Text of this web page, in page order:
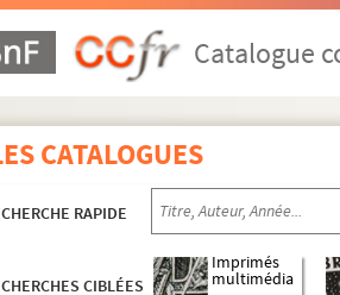
Catalogue
CATALOGUES
RAPIDE
CIBLÉES
Imprimés
multimédia